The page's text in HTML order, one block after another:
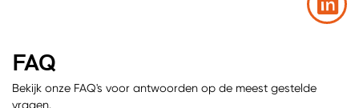
FAQ
Bekijk onze FAQ's voor antwoorden op de meest gestelde
vragen.